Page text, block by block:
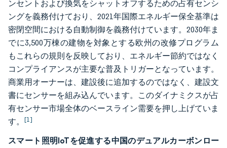
ンセントおよび換気をシャットオフするための占有センシ
ングを義務付けており、2021年国際エネルギー保全基準は
密閉空間における自動制御を義務付けています。2030年ま
でに3,500万棟の建物を対象とする欧州の改修プログラム
もこれらの規則を反映しており、エネルギー節約ではなく
コンプライアンスが主要な普及トリガーとなっています。
商業用オーナーは、建設後に追加するのではなく、建設文
書にセンサーを組み込んでいます。このダイナミクスが占
有センサー市場全体のベースライン需要を押し上げていま
す。 [1]
スマート照明IoTを促進する中国のデュアルカーボンロー